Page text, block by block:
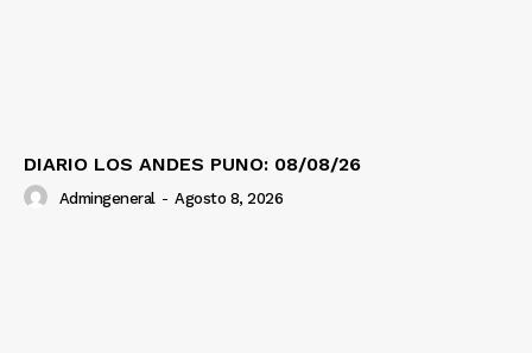
DIARIO LOS ANDES PUNO: 08/08/26
Admingeneral - Agosto 8, 2026